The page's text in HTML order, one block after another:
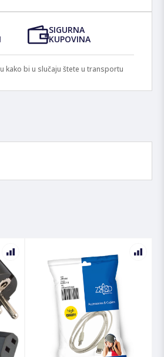
SIGURNA
KUPOVINA
kako bi u slučaju štete u transportu